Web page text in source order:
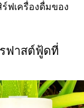
ฟเครื่องดื่มของ
ฟาสต์ฟู้ดที่